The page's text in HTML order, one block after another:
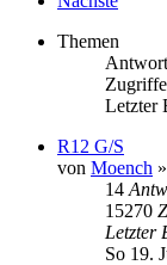
Themen
Zugriffe
Letzter
R12 G/S
von Moench »
14
15270
Letzter
So 19.